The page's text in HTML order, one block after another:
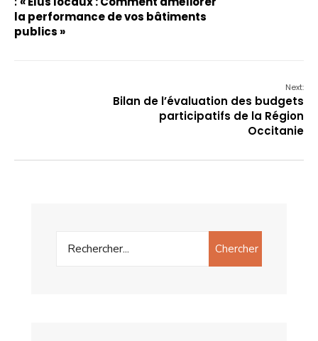
la performance de vos bâtiments
publics »
Next:
Bilan de l’évaluation des budgets
participatifs de la Région
Occitanie
Chercher